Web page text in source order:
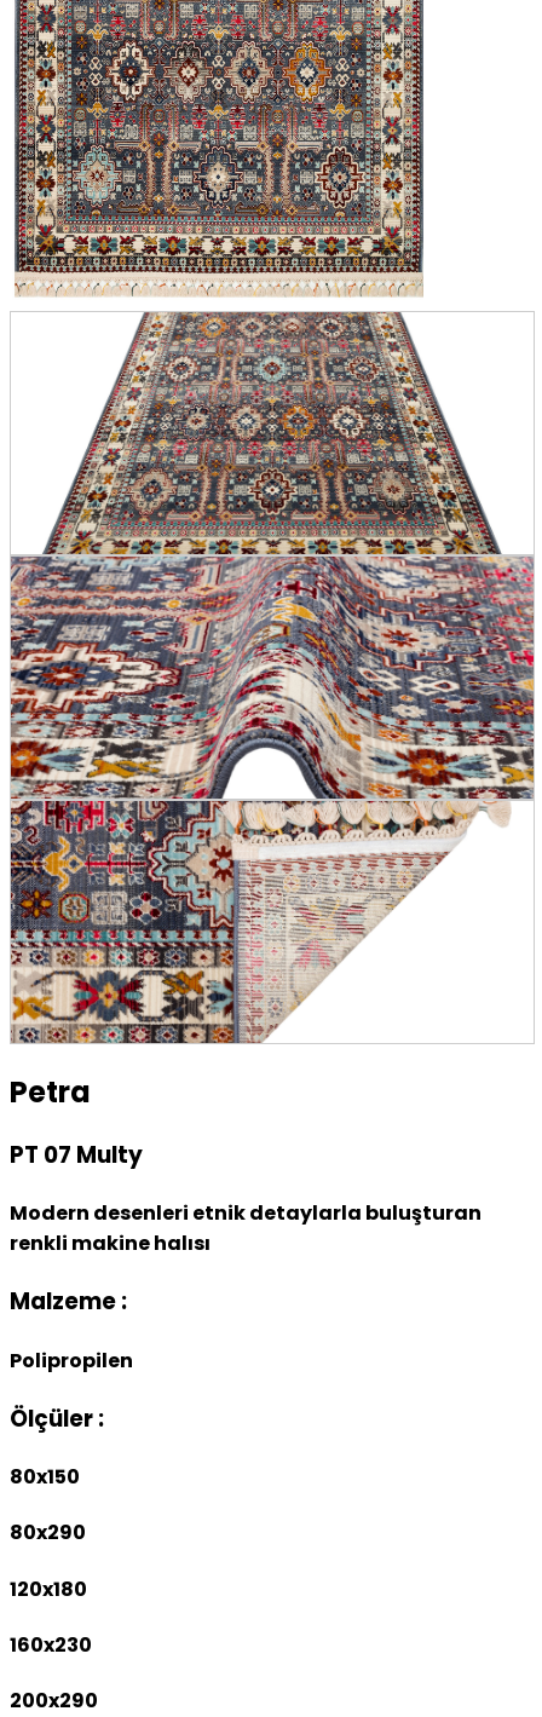
Petra
PT 07 Multy
Modern desenleri etnik detaylarla buluşturan
renkli makine halısı
Malzeme :
Polipropilen
Ölçüler :
80x150
80x290
120x180
160x230
200x290